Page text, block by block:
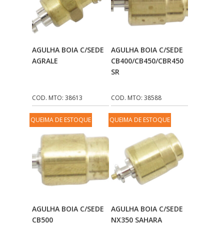
Adicionar Ao
AGULHA BOIA C/SEDE
AGRALE
COD. MTO: 38613
Adicionar Ao
Carrinho
AGULHA BOIA C/SEDE
CB400/CB450/CBR450
SR
COD. MTO: 38588
Adicionar Ao
QUEIMA DE ESTOQUE
AGULHA BOIA C/SEDE
CB500
Adicionar Ao
Carrinho
QUEIMA DE ESTOQUE
AGULHA BOIA C/SEDE
NX350 SAHARA